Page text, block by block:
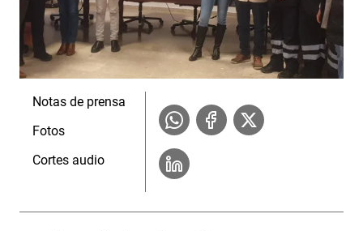
Notas de prensa
Fotos
Cortes audio